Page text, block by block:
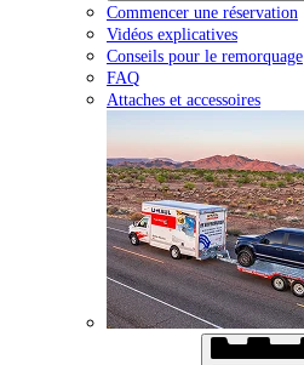
Commencer une réservation
Vidéos explicatives
Conseils pour le remorquage
FAQ
Attaches et accessoires